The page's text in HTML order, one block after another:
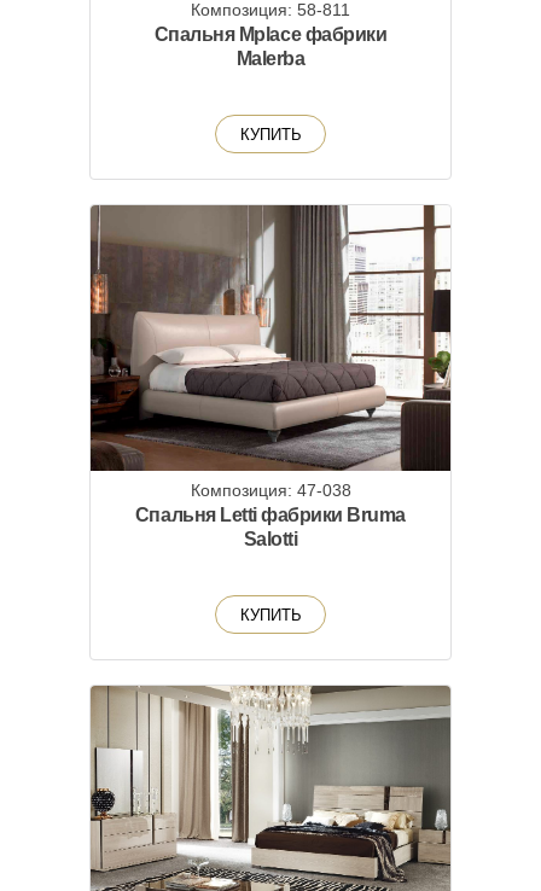
Композиция: 58-811
Спальня Mplace фабрики
Malerba
КУПИТЬ
Композиция: 47-038
Спальня Letti фабрики Bruma
Salotti
КУПИТЬ